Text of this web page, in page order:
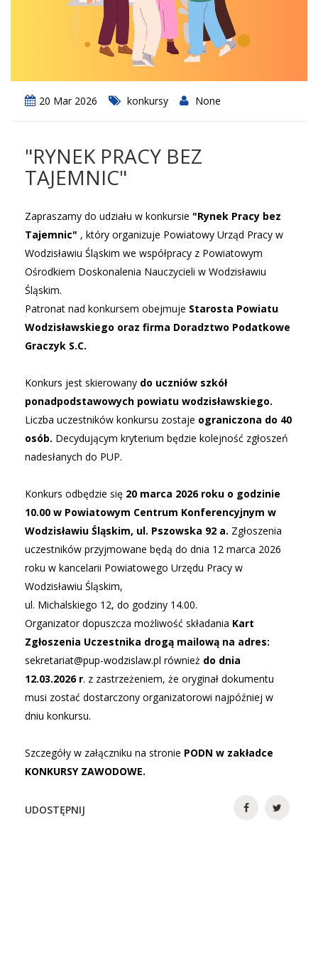
20 Mar 2026 konkursy None
"RYNEK PRACY BEZ
TAJEMNIC"
Zapraszamy do udziału w konkursie "Rynek Pracy bez
Tajemnic" , który organizuje Powiatowy Urząd Pracy w
Wodzisławiu Śląskim we współpracy z Powiatowym
Ośrodkiem Doskonalenia Nauczycieli w Wodzisławiu
Śląskim.
Patronat nad konkursem obejmuje Starosta Powiatu
Wodzisławskiego oraz firma Doradztwo Podatkowe
Graczyk S.C.
Konkurs jest skierowany do uczniów szkół
ponadpodstawowych powiatu wodzisławskiego.
Liczba uczestników konkursu zostaje ograniczona do 40
osób. Decydującym kryterium będzie kolejność zgłoszeń
nadesłanych do PUP.
Konkurs odbędzie się 20 marca 2026 roku o godzinie
10.00 w Powiatowym Centrum Konferencyjnym w
Wodzisławiu Śląskim, ul. Pszowska 92 a. Zgłoszenia
uczestników przyjmowane będą do dnia 12 marca 2026
roku w kancelarii Powiatowego Urzędu Pracy w
Wodzisławiu Śląskim,
ul. Michalskiego 12, do godziny 14.00.
Organizator dopuszcza możliwość składania Kart
Zgłoszenia Uczestnika drogą mailową na adres:
sekretariat@pup-wodzislaw.pl również do dnia
12.03.2026 r. z zastrzeżeniem, że oryginał dokumentu
musi zostać dostarczony organizatorowi najpóźniej w
dniu konkursu.
Szczegóły w załączniku na stronie PODN w zakładce
KONKURSY ZAWODOWE.
UDOSTĘPNIJ